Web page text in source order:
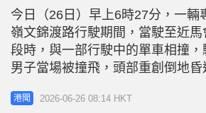
7
4
%
今日（26日）早上6時27分，一輛
嶺文錦渡路行駛期間，當駛至近
段時，與一部行駛中的單車相撞
男子當場被撞飛，頭部重創倒地
員趕到現場時，發現蔡男已無呼
區醫院進行搶救，惟延至於清晨6
港聞 2026-06-26 08:14 HKT